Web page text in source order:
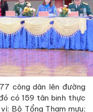
công dân lên đường
có 159 tân binh thực
Bộ Tổng Tham mưu;